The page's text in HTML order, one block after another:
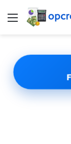
Menu